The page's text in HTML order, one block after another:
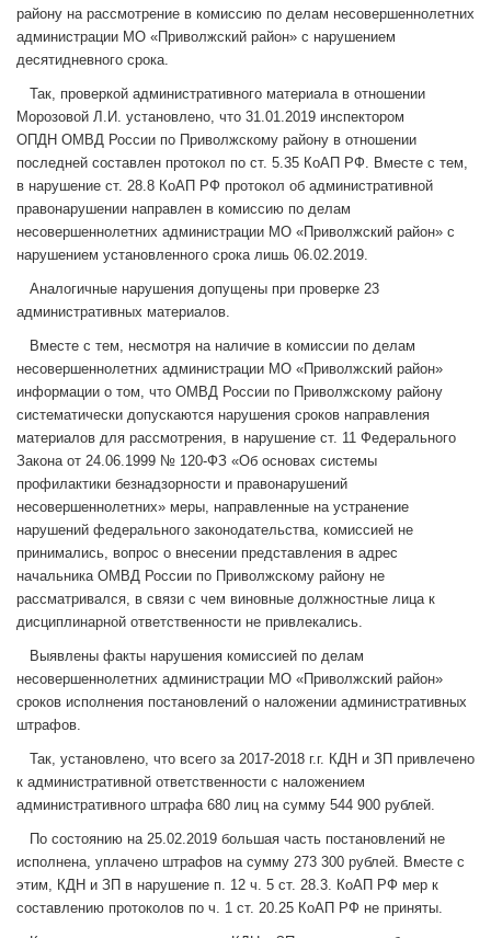
району на рассмотрение в комиссию по делам несовершеннолетних
администрации МО «Приволжский район» с нарушением
десятидневного срока.
Так, проверкой административного материала в отношении
Морозовой Л.И. установлено, что 31.01.2019 инспектором
ОПДН ОМВД России по Приволжскому району в отношении
последней составлен протокол по ст. 5.35 КоАП РФ. Вместе с тем,
в нарушение ст. 28.8 КоАП РФ протокол об административной
правонарушении направлен в комиссию по делам
несовершеннолетних администрации МО «Приволжский район» с
нарушением установленного срока лишь 06.02.2019.
Аналогичные нарушения допущены при проверке 23
административных материалов.
Вместе с тем, несмотря на наличие в комиссии по делам
несовершеннолетних администрации МО «Приволжский район»
информации о том, что ОМВД России по Приволжскому району
систематически допускаются нарушения сроков направления
материалов для рассмотрения, в нарушение ст. 11 Федерального
Закона от 24.06.1999 № 120-ФЗ «Об основах системы
профилактики безнадзорности и правонарушений
несовершеннолетних» меры, направленные на устранение
нарушений федерального законодательства, комиссией не
принимались, вопрос о внесении представления в адрес
начальника ОМВД России по Приволжскому району не
рассматривался, в связи с чем виновные должностные лица к
дисциплинарной ответственности не привлекались.
Выявлены факты нарушения комиссией по делам
несовершеннолетних администрации МО «Приволжский район»
сроков исполнения постановлений о наложении административных
штрафов.
Так, установлено, что всего за 2017-2018 г.г. КДН и ЗП привлечено
к административной ответственности с наложением
административного штрафа 680 лиц на сумму 544 900 рублей.
По состоянию на 25.02.2019 большая часть постановлений не
исполнена, уплачено штрафов на сумму 273 300 рублей. Вместе с
этим, КДН и ЗП в нарушение п. 12 ч. 5 ст. 28.3. КоАП РФ мер к
составлению протоколов по ч. 1 ст. 20.25 КоАП РФ не приняты.